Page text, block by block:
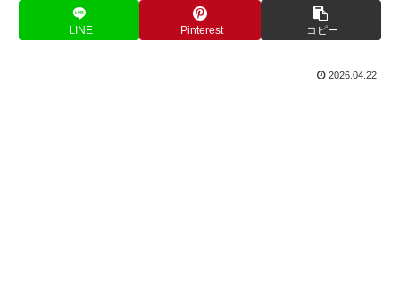
LINE Pinterest コピー
2026.04.22